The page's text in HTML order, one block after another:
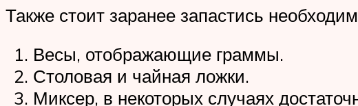
Также стоит заранее запастись
Весы, отображающие граммы.
Столовая и чайная ложки.
Миксер, в некоторых случаях